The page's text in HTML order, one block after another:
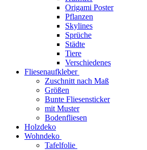
Origami Poster
Pflanzen
Skylines
Sprüche
Städte
Tiere
Verschiedenes
Fliesenaufkleber
Zuschnitt nach Maß
Größen
Bunte Fliesensticker
mit Muster
Bodenfliesen
Holzdeko
Wohndeko
Tafelfolie